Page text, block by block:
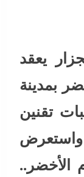
يعقد
بمدينة
تقنين
واستعرض
الأخضر..